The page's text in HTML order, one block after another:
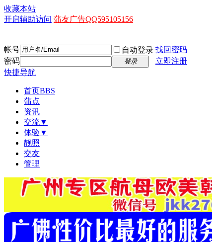
收藏本站
开启辅助访问 蒲友广告QQ595105156
帐号 自动登录 找回密码
密码
登录
立即注册
快捷导航
首页BBS
蒲点
资讯
交流▼
体验▼
靓照
交友
管理